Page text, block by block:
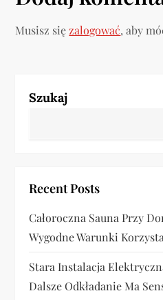
a
c
a
i
s
u
Musisz sięzalogować, aby
Szukaj
Recent Posts
Całoroczna Sauna Przy
Wygodne Warunki
Stara Instalacja
Dalsze Odkładanie Ma